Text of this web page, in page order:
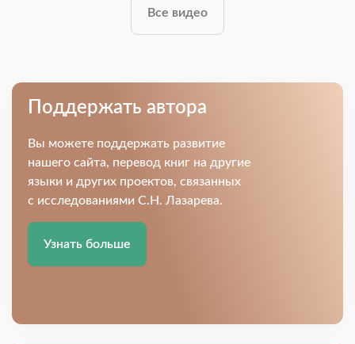
Все видео
Поддержать автора
Вы можете поддержать развитие
нашего сайта, перевод книг на другие
языки и других проектов, связанных
с исследованиями С.Н. Лазарева.
Узнать больше